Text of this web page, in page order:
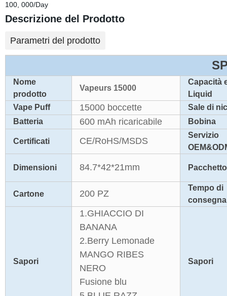
100, 000/Day
Descrizione del Prodotto
Parametri del prodotto
Nome
prodotto
Vapeurs 15000
Capacità
Liquid
Vape Puff
15000 boccette
Sale di
Batteria
600 mAh ricaricabile Bobina
Certificati CE/RoHS/MSDS
Servizio
Dimensioni 84.7*42*21mm Pacchetto
Cartone 200 PZ
Tempo di
consegna
Sapori
1.GHIACCIO DI
BANANA
2.Berry Lemonade
MANGO RIBES
NERO
Fusione blu
Sapori